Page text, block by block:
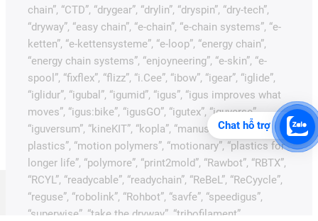
chain”, “CTD”, “drygear”, “drylin”, “dryspin”, “dry-tech”,
“dryway”, “easy chain”, “e-chain”, “e-chain systems”, “e-
ketten”, “e-kettensysteme”, “e-loop”, “energy chain”,
“energy chain systems”, “enjoyneering”, “e-skin”, “e-
spool”, “fixflex”, “flizz”, “i.Cee”, “ibow”, “igear”, “iglide”,
“iglidur”, “igubal”, “igumid”, “igus”, “igus improves what
moves”, “igus:bike”, “igusGO”, “igutex”, “iguverse”,
“iguversum”, “kineKIT”, “kopla”, “manus”, “motion
plastics”, “motion polymers”, “motionary”, “plastics for
longer life”, “polymore”, “print2mold”, “Rawbot”, “RBTX”,
“RCYL”, “readycable”, “readychain”, “ReBeL”, “ReCyycle”,
“reguse”, “robolink”, “Rohbot”, “savfe”, “speedigus”,
“superwise”, “take the dryway”, “tribofilament”,
Chat hỗ trợ